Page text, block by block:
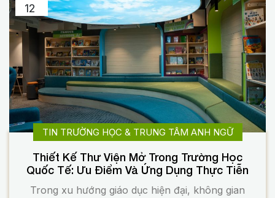
TIN TRƯỜNG HỌC & TRUNG TÂM ANH NGỮ
12
Thiết Kế Thư Viện Mở Trong Trường Học
Quốc Tế: Ưu Điểm Và Ứng Dụng Thực Tiễn
Trong xu hướng giáo dục hiện đại, không gian